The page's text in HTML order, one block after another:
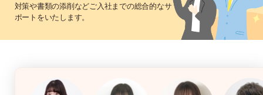
対策や書類の添削などご入社までの総合的なサ
ポートをいたします。